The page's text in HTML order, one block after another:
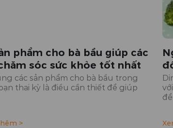
phẩm cho bà bầu giúp các
sóc sức khỏe tốt nhất
các sản phẩm cho bà bầu trong
thai kỳ là điều cần thiết để giúp
>